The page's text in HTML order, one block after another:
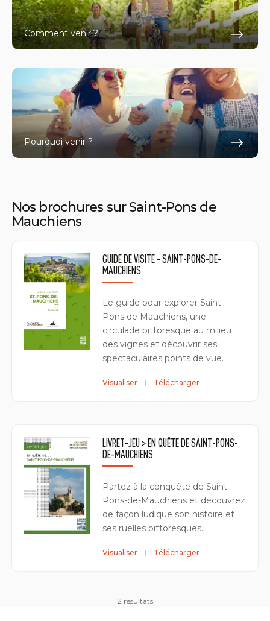
Comment venir ?
Pourquoi venir ?
Nos brochures sur Saint-Pons de
Mauchiens
GUIDE DE VISITE - SAINT-PONS-DE-
MAUCHIENS
Le guide pour explorer Saint-
Pons de Mauchiens, une
circulade pittoresque au milieu
des vignes et découvrir ses
spectaculaires points de vue.
Visualiser Télécharger
LIVRET-JEU > EN QUÊTE DE SAINT-PONS-
DE-MAUCHIENS
Partez à la conquête de Saint-
Pons-de-Mauchiens et découvrez
de façon ludique son histoire et
ses ruelles pittoresques.
Visualiser Télécharger
2 résultats